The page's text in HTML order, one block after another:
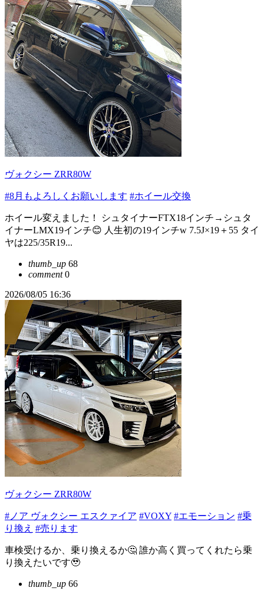
ヴォクシー ZRR80W
#8月もよろしくお願いします #ホイール交換
ホイール変えました！ シュタイナーFTX18インチ→シュタ
イナーLMX19インチ😊 人生初の19インチw 7.5J×19＋55 タイ
ヤは225/35R19...
thumb_up 68
comment0
2026/08/05 16:36
ヴォクシー ZRR80W
#ノア ヴォクシー エスクァイア #VOXY #エモーション #乗
り換え #売ります
車検受けるか、乗り換えるか🤔 誰か高く買ってくれたら乗
り換えたいです🥹
thumb_up 66